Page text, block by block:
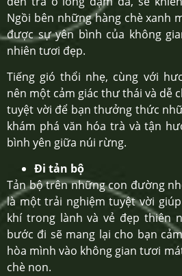
Ngồi bên những hàng chè xanh
được sự yên bình của không
nhiên tươi đẹp.
Tiếng gió thổi nhẹ, cùng với
nên một cảm giác thư thái và dễ
tuyệt vời để bạn thưởng thức
khám phá văn hóa trà và tận
bình yên giữa núi rừng.
Đi tản bộ
Tản bộ trên những con đường
là một trải nghiệm tuyệt vời
khí trong lành và vẻ đẹp thiên
bước đi sẽ mang lại cho bạn
hòa mình vào không gian tươi
chè non.